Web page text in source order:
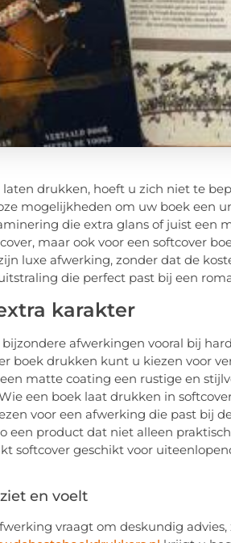
drukken, hoeft u zich niet te
mogelijkheden om uw boek een
die extra glans of juist een
maar ook voor een softcover
luxe afwerking, zonder dat de
die perfect past bij een
karakter
afwerkingen vooral bij
boek drukken kunt u kiezen voor
matte coating een rustige en
een boek laat drukken in
voor een afwerking die past bij
een product dat niet alleen
softcover geschikt voor
en voelt
vraagt om deskundig